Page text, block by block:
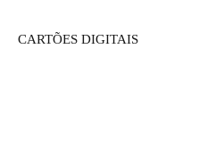
CARTÕES DIGITAIS